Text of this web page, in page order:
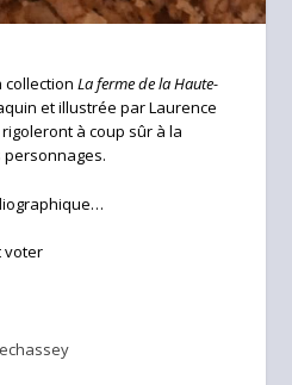
collectionLa ferme de la Haute-
et illustrée par Laurence
à coup sûr à la
voter